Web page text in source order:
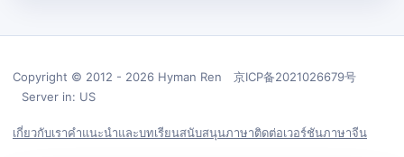
Copyright © 2012 - 2026 Hyman Ren 京ICP备2021026679号
Server in: US
เกี่ยวกับเราคำแนะนำและบทเรียนสนับสนุนภาษาติดต่อเวอร์ชันภาษาจีน